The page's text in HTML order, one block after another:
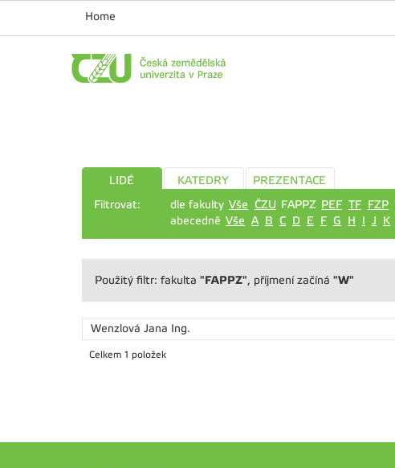
Home
LIDÉ KATEDRY
PREZENTACE
Filtrovat:
dle fakulty Vše ČZU FAPPZ PEF TF FZP
abecedně Vše A B C D E F G H I J K
Použitý filtr: fakulta "FAPPZ", příjmení začíná "W"
Wenzlová Jana Ing.
Celkem 1 položek